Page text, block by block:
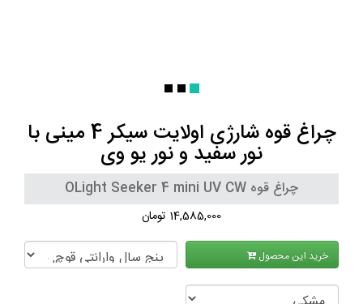
چراغ قوه شارژی اولایت سیکر 4 مینی با
نور سفید و نور یو وی
چراغ قوه OLight Seeker 4 mini UV CW
14,585,000 تومان
خرید این محصول